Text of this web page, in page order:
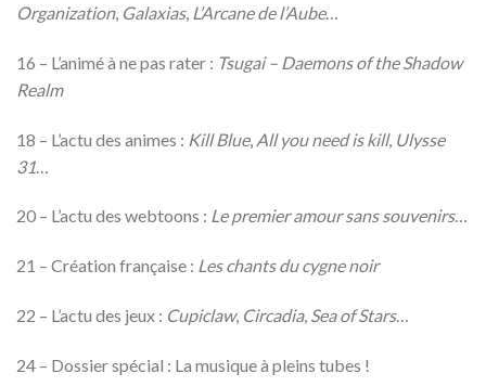
Organization, Galaxias, L’Arcane de l’Aube…
16 – L’animé à ne pas rater : Tsugai – Daemons of the Shadow
Realm
18 – L’actu des animes : Kill Blue, All you need is kill, Ulysse
31
20 – L’actu des webtoons : Le premier amour sans souvenirs…
21 – Création française : Les chants du cygne noir
22 – L’actu des jeux : Cupiclaw, Circadia, Sea of Stars…
24 – Dossier spécial : La musique à pleins tubes !